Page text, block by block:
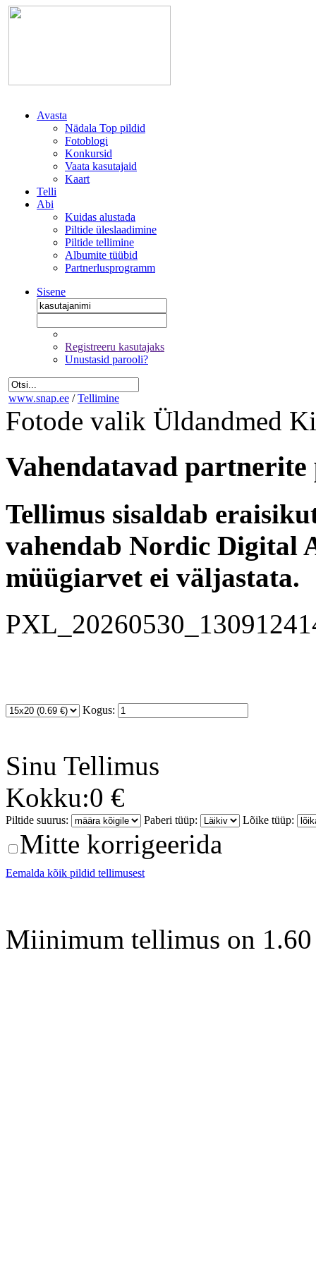
Avasta
Nädala Top pildid
Fotoblogi
Konkursid
Vaata kasutajaid
Kaart
Telli
Abi
Kuidas alustada
Piltide üleslaadimine
Piltide tellimine
Albumite tüübid
Partnerlusprogramm
Sisene
Registreeru kasutajaks
Unustasid parooli?
www.snap.ee / Tellimine
Fotode valik Üldandmed
Vahendatavad
Tellimus sisaldab
vahendab Nordic Digital
müügiarvet ei väljastata.
Kogus:
Sinu Tellimus
Kokku:0 €
Piltide suurus: Paberi tüüp: Lõike tüüp:
Mitte korrigeerida
Eemalda kõik pildid tellimusest
Miinimum tellimus on